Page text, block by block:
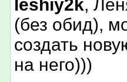
leshiy2k,
(без обид),
создать
на него)))